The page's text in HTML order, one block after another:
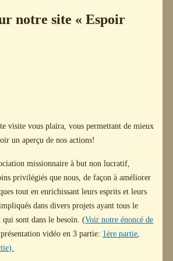
notre site « Espoir
visite vous plaira, vous permettant de mieux
un aperçu de nos actions!
missionnaire à but non lucratif,
privilégiés que nous, de façon à améliorer
tout en enrichissant leurs esprits et leurs
dans divers projets ayant tous le
sont dans le besoin. (Voir notre énoncé de
vidéo en 3 partie: 1ère partie
).